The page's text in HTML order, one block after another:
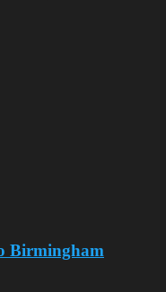
Birmingham